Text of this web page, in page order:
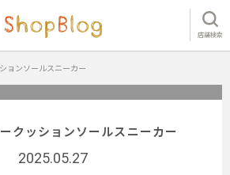
店舗検索
ョンソールスニーカー
クッションソールスニーカー
2025.05.27